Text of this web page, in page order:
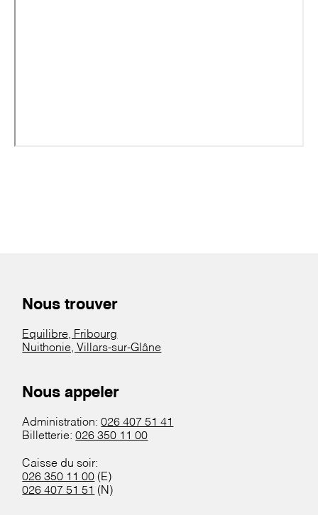
Nous trouver
Equilibre, Fribourg
Nuithonie, Villars-sur-Glâne
Nous appeler
Administration:026 407 51 41
Billetterie:026 350 11 00
Caisse du soir:
026 350 11 00 (E)
026 407 51 51 (N)